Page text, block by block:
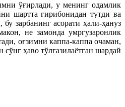
ўғирлади, у менинг одамлик
шартта гирибонидан тутди ва
зарбанинг асорати ҳали-ҳануз
не замонда умргузаронлик
оғзимни каппа-каппа очаман,
ҳаво тўлғазилаётган шардай